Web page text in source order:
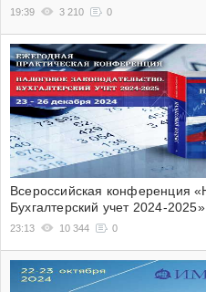
19:39 3 210 0
Всероссийская конференция
Бухгалтерский учет 2024-2025»
23:13 10 344 0